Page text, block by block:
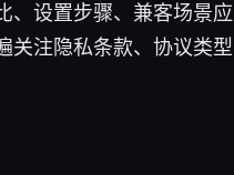
、设置步骤、兼客场景
关注隐私条款、协议类